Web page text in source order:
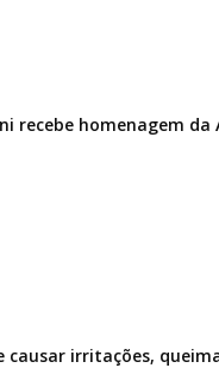
recebe homenagem da
irritações,